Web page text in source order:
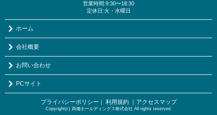
営業時間:9:30〜18:30
定休日:火・水曜日
ホーム
会社概要
お問い合わせ
PCサイト
プライバシーポリシー ｜ 利用規約 ｜アクセスマップ
Copyright(c) 両備ホールディングス株式会社 All rights reserved.